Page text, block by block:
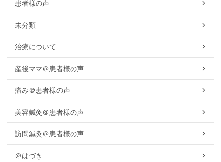
患者様の声
未分類
治療について
産後ママ＠患者様の声
痛み＠患者様の声
美容鍼灸＠患者様の声
訪問鍼灸＠患者様の声
＠はづき